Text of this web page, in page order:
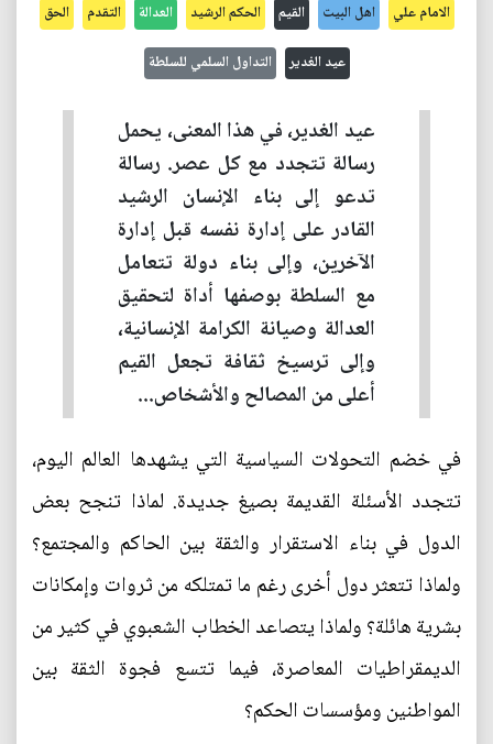
الامام علي اهل البيت القيم الحكم الرشيد العدالة التقدم الحق
عيد الغدير التداول السلمي للسلطة
عيد الغدير، في هذا المعنى، يحمل
رسالة تتجدد مع كل عصر. رسالة
تدعو إلى بناء الإنسان الرشيد
القادر على إدارة نفسه قبل إدارة
الآخرين، وإلى بناء دولة تتعامل
مع السلطة بوصفها أداة لتحقيق
العدالة وصيانة الكرامة الإنسانية،
وإلى ترسيخ ثقافة تجعل القيم
أعلى من المصالح والأشخاص...
في خضم التحولات السياسية التي يشهدها العالم اليوم،
تتجدد الأسئلة القديمة بصيغ جديدة. لماذا تنجح بعض
الدول في بناء الاستقرار والثقة بين الحاكم والمجتمع؟
ولماذا تتعثر دول أخرى رغم ما تمتلكه من ثروات وإمكانات
بشرية هائلة؟ ولماذا يتصاعد الخطاب الشعبوي في كثير من
الديمقراطيات المعاصرة، فيما تتسع فجوة الثقة بين
المواطنين ومؤسسات الحكم؟